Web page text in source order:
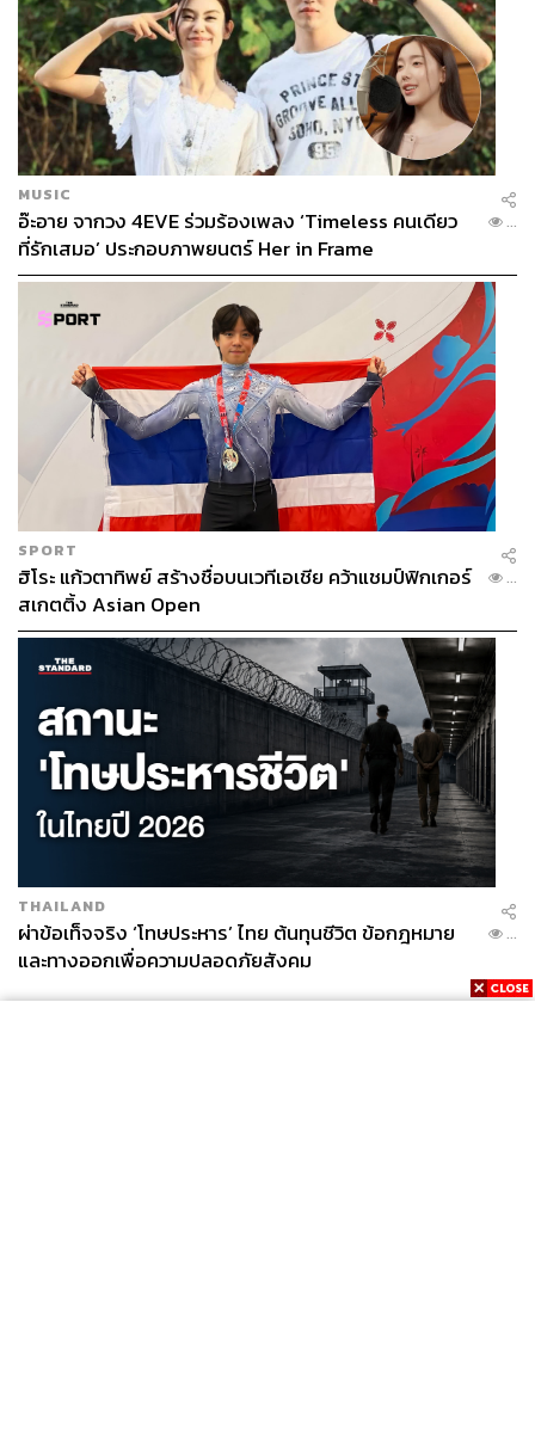
พล.อ. สวัสดิ์ ทัศนา ประธานคณะกรรมาธิการการทหารและ
ความมั่นคงของรัฐ และหนึ่งในผู้คุมเสียง สว. สีน้ำเงิน คน
สำคัญ
ภาพ: ศวิตา พูลเสถียร
พิศูจน์ รัตนวงศ์ผู้ประกอบธุรกิจโรงแรมและเรือรับนัก
ท่องเที่ยว เป็นประธานคณะกรรมาธิการท่องเที่ยวและ
กีฬา
นิเวศ พันธ์เจริญวรกุลเป็นประธานคณะกรรมาธิการ
เทคโนโลยีสารสนเทศ การสื่อสาร และการ
พล.ต.ท. ยุทธนา ไทยภักดีอดีตผู้บัญชาการตำรวจภูธร
ภาค 6 เป็นประธานคณะกรรมาธิการการบริหาร
ราชการแผ่นดิน
อภิชาติ งามกมลรองผู้ว่าราชการจังหวัดอำนาจเจริญ
เป็นประธานคณะกรรมาธิการการปกครองท้องถิ่น
พรเพิ่ม ทองศรีอดีตหัวหน้าคณะทำงานรัฐมนตรีช่วย
ว่าการกระทรวงมหาดไทย และพี่ชายของ ทรงศักดิ์
ทองศรี รัฐมนตรีช่วยว่าการกระทรวงมหาดไทยคน
ปัจจุบันจากพรรคภูมิใจไทย เป็นประธานคณะ
กรรมาธิการการพลังงาน
วราภัสร์ ไพพรรณรัตน์
เป็นประธานคณะกรรมาธิการ
การพัฒนาสังคม และกิจการเด็ก เยาวชน สตรี ผู้สูงอายุ
คนพิการ ผู้ด้อยโอกาส และความหลากหลายทางสังคม
MUSIC
อ๊ะอาย จากวง 4EVE ร่วมร้องเพลง ‘Timeless คนเดียว
ที่รักเสมอ’ ประกอบภาพยนตร์ Her in Frame
...
SPORT
ฮิโระ แก้วตาทิพย์ สร้างชื่อบนเวทีเอเชีย คว้าแชมป์ฟิกเกอร์
สเกตติ้ง Asian Open
...
THAILAND
ผ่าข้อเท็จจริง ‘โทษประหาร’ ไทย ต้นทุนชีวิต ข้อกฎหมาย
และทางออกเพื่อความปลอดภัยสังคม
...